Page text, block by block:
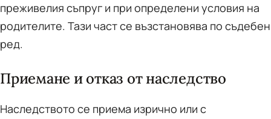
преживелия съпруг и при определени условия на
родителите. Тази част се възстановява по съдебен
ред.
Приемане и отказ от наследство
Наследството се приема изрично или с